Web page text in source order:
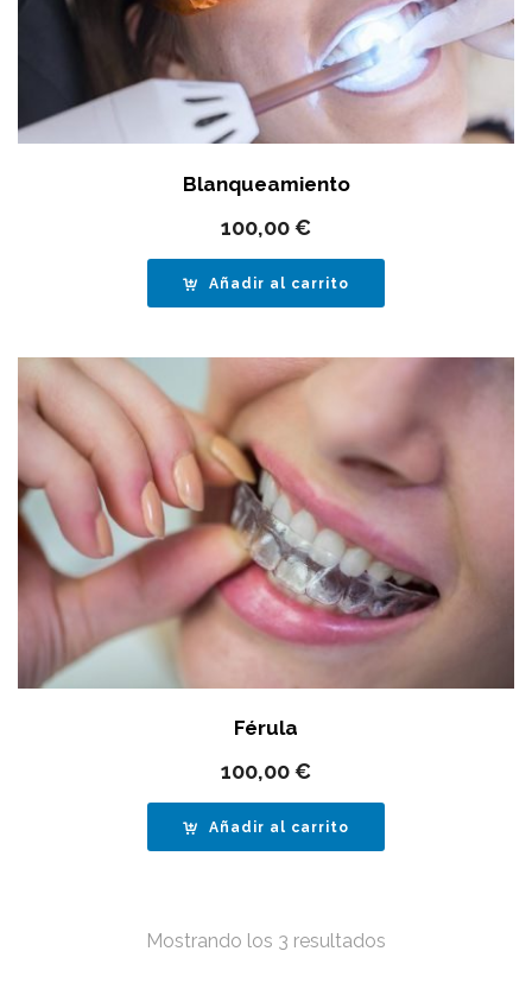
Blanqueamiento
100,00€
Añadir al carrito
Férula
100,00€
Añadir al carrito
Mostrando los 3 resultados